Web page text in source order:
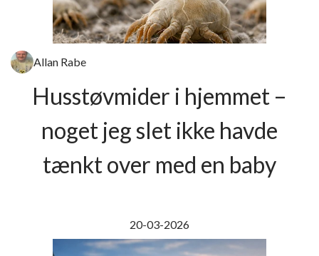
Allan Rabe
Husstøvmider i hjemmet –
noget jeg slet ikke havde
tænkt over med en baby
20-03-2026